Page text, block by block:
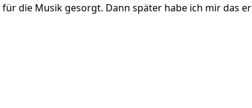
die Musik gesorgt. Dann später habe ich mir das